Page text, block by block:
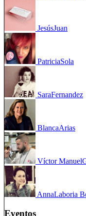
JesúsJuan
PatriciaSola
SaraFernandez
BlancaArias
Víctor Manuel
AnnaLaboria
Eventos